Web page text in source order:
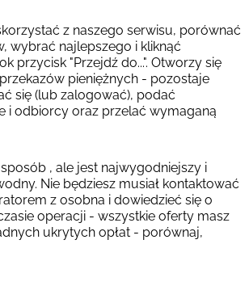
z naszego serwisu, porównać
wybrać najlepszego i kliknąć
przycisk "Przejdź do...". Otworzy się
pieniężnych - pozostaje
się (lub zalogować), podać
i odbiorcy oraz przelać wymaganą
, ale jest najwygodniejszy i
Nie będziesz musiał kontaktować
z osobna i dowiedzieć się o
operacji - wszystkie oferty masz
ukrytych opłat - porównaj,